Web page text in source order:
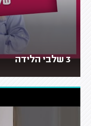
3 שלבי הלידה